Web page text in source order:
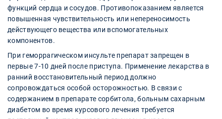
функций сердца и сосудов. Противопоказанием является
повышенная чувствительность или непереносимость
действующего вещества или вспомогательных
компонентов.
При геморрагическом инсульте препарат запрещен в
первые 7-10 дней после приступа. Применение лекарства в
ранний восстановительный период должно
сопровождаться особой осторожностью. В связи с
содержанием в препарате сорбитола, больным сахарным
диабетом во время курсового лечения требуется